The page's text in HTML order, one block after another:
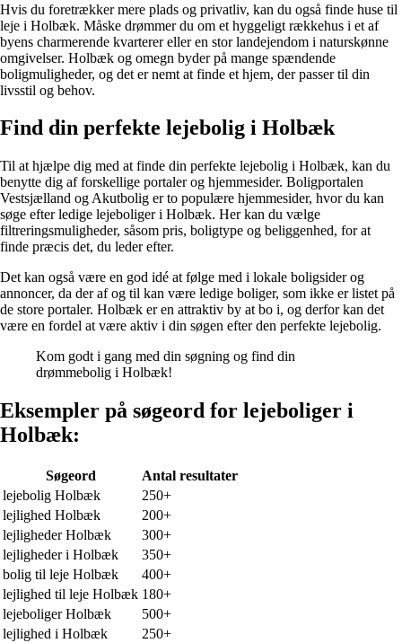
Hvis du foretrækker mere plads og privatliv, kan du også finde huse til
leje i Holbæk. Måske drømmer du om et hyggeligt rækkehus i et af
byens charmerende kvarterer eller en stor landejendom i naturskønne
omgivelser. Holbæk og omegn byder på mange spændende
boligmuligheder, og det er nemt at finde et hjem, der passer til din
livsstil og behov.
Find din perfekte lejebolig i Holbæk
Til at hjælpe dig med at finde din perfekte lejebolig i Holbæk, kan du
benytte dig af forskellige portaler og hjemmesider. Boligportalen
Vestsjælland og Akutbolig er to populære hjemmesider, hvor du kan
søge efter ledige lejeboliger i Holbæk. Her kan du vælge
filtreringsmuligheder, såsom pris, boligtype og beliggenhed, for at
finde præcis det, du leder efter.
Det kan også være en god idé at følge med i lokale boligsider og
annoncer, da der af og til kan være ledige boliger, som ikke er listet på
de store portaler. Holbæk er en attraktiv by at bo i, og derfor kan det
være en fordel at være aktiv i din søgen efter den perfekte lejebolig.
Kom godt i gang med din søgning og find din
drømmebolig i Holbæk!
Eksempler på søgeord for lejeboliger i
Holbæk:
Søgeord
Antal resultater
lejebolig Holbæk
250+
lejlighed Holbæk
200+
lejligheder Holbæk
300+
lejligheder i Holbæk
350+
bolig til leje Holbæk
400+
lejlighed til leje Holbæk 180+
lejeboliger Holbæk
500+
lejlighed i Holbæk
250+